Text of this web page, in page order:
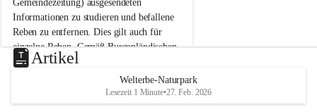
m
N
e
u
s
d
Gemeindezeitung) ausgesendeten
Informationen zu studieren und befallene
Reben zu entfernen. Dies gilt auch für
einzelne Reben. Gemäß Burgenländischen
Weinbaugesetz sind nicht gepflegte oder
unzulässige Weingärten zu roden! Bitte
helfen wir zusammen um unsere Winzer
vor den prognostizierten Ernteausfällen
u
e
d
Artikel
Welterbe-Naturpark
Lesezeit 1 Minute•27. Feb. 2026